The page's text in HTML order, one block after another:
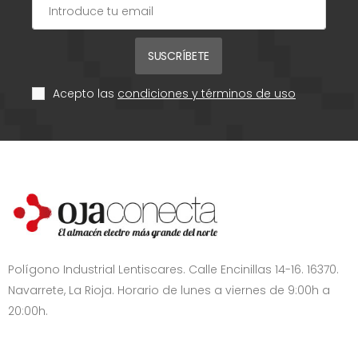
SUSCRÍBETE
Acepto las condiciones y términos de uso
Polígono Industrial Lentiscares. Calle Encinillas 14-16. 16370.
Navarrete, La Rioja. Horario de lunes a viernes de 9:00h a
20:00h.